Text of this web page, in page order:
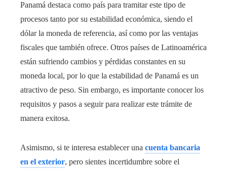
Panamá destaca como país para tramitar este tipo de
procesos tanto por su estabilidad económica, siendo el
dólar la moneda de referencia, así como por las ventajas
fiscales que también ofrece. Otros países de Latinoamérica
están sufriendo cambios y pérdidas constantes en su
moneda local, por lo que la estabilidad de Panamá es un
atractivo de peso. Sin embargo, es importante conocer los
requisitos y pasos a seguir para realizar este trámite de
manera exitosa.
Asimismo, si te interesa establecer una cuenta bancaria
en el exterior, pero sientes incertidumbre sobre el